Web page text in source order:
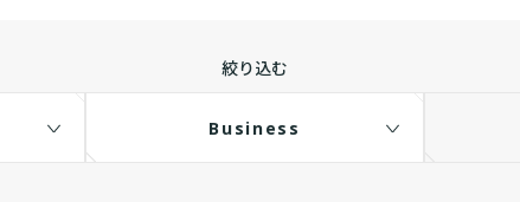
絞り込む
Business